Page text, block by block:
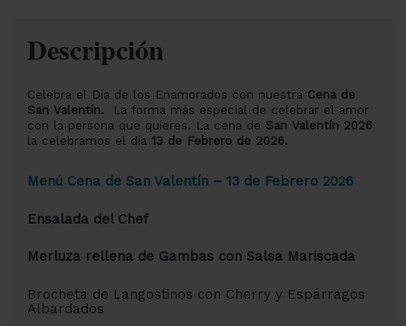
Descripción
Celebra el Día de los Enamorados con nuestra Cena de
San Valentín.
La forma más especial de celebrar el amor
con la persona que quieres. La cena de San Valentín 2026
la celebramos el día 13 de Febrero de 2026.
Menú Cena de San Valentín – 13 de Febrero 2026
Ensalada del Chef
Merluza rellena de Gambas con Salsa Mariscada
Brocheta de Langostinos con Cherry y Espárragos
Albardados